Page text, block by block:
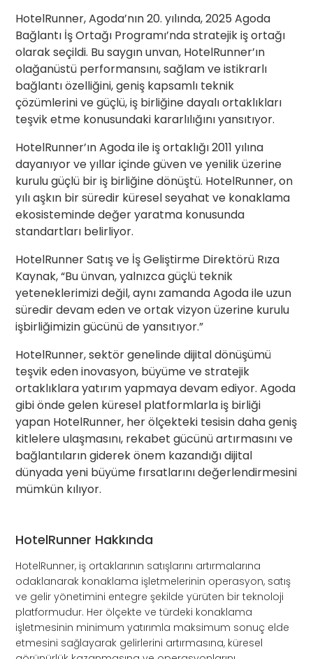
HotelRunner, Agoda’nın 20. yılında, 2025 Agoda
Bağlantı İş Ortağı Programı’nda stratejik iş ortağı
olarak seçildi. Bu saygın unvan, HotelRunner’ın
olağanüstü performansını, sağlam ve istikrarlı
bağlantı özelliğini, geniş kapsamlı teknik
çözümlerini ve güçlü, iş birliğine dayalı ortaklıkları
teşvik etme konusundaki kararlılığını yansıtıyor.
HotelRunner’ın Agoda ile iş ortaklığı 2011 yılına
dayanıyor ve yıllar içinde güven ve yenilik üzerine
kurulu güçlü bir iş birliğine dönüştü. HotelRunner, on
yılı aşkın bir süredir küresel seyahat ve konaklama
ekosisteminde değer yaratma konusunda
standartları belirliyor.
HotelRunner Satış ve İş Geliştirme Direktörü Rıza
Kaynak, “Bu ünvan, yalnızca güçlü teknik
yeteneklerimizi değil, aynı zamanda Agoda ile uzun
süredir devam eden ve ortak vizyon üzerine kurulu
işbirliğimizin gücünü de yansıtıyor.”
HotelRunner, sektör genelinde dijital dönüşümü
teşvik eden inovasyon, büyüme ve stratejik
ortaklıklara yatırım yapmaya devam ediyor. Agoda
gibi önde gelen küresel platformlarla iş birliği
yapan HotelRunner, her ölçekteki tesisin daha geniş
kitlelere ulaşmasını, rekabet gücünü artırmasını ve
bağlantıların giderek önem kazandığı dijital
dünyada yeni büyüme fırsatlarını değerlendirmesini
mümkün kılıyor.
HotelRunner Hakkında
HotelRunner, iş ortaklarının satışlarını artırmalarına
odaklanarak konaklama işletmelerinin operasyon, satış
ve gelir yönetimini entegre şekilde yürüten bir teknoloji
platformudur. Her ölçekte ve türdeki konaklama
işletmesinin minimum yatırımla maksimum sonuç elde
etmesini sağlayarak gelirlerini artırmasına, küresel